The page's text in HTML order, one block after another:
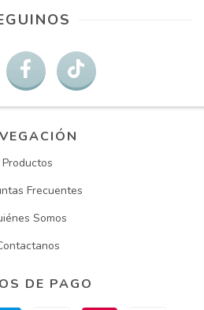
Productos
Frecuentes
Somos
DE PAGO